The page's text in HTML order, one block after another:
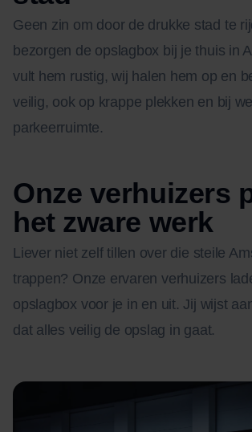
Geen zin om door de drukke stad te
bezorgen de opslagbox bij je thuis in
vult hem rustig, wij halen hem op en
veilig, ook op krappe plekken en bij
parkeerruimte.
Onze verhuizers
het zware werk
Liever niet zelf tillen over die steile
trappen? Onze ervaren verhuizers
opslagbox voor je in en uit. Jij wijst
dat alles veilig de opslag in gaat.